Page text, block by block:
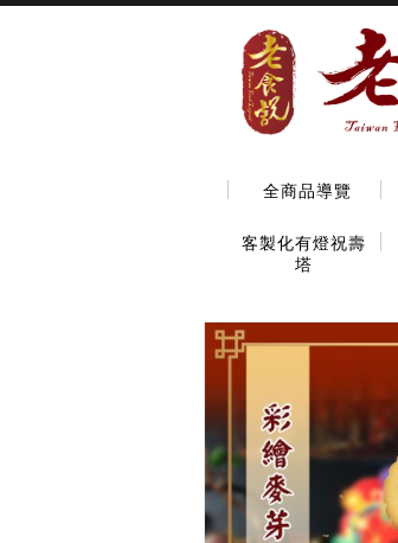
全商品導覽
客製化有燈祝壽
塔